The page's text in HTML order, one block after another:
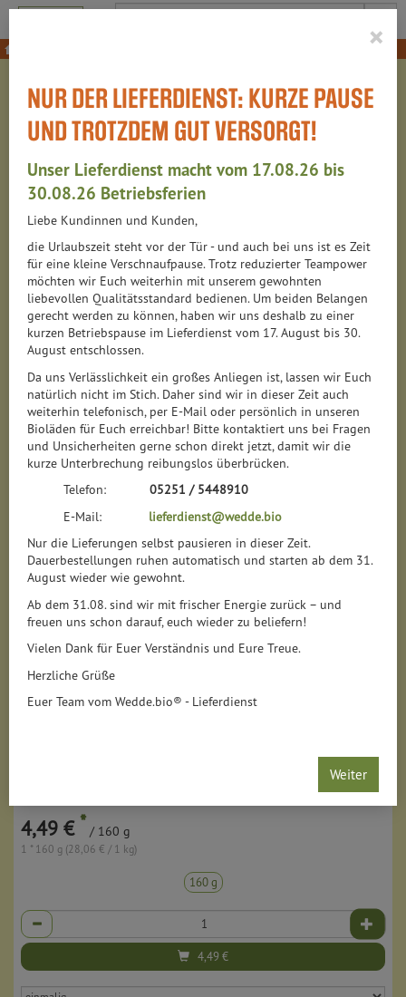
Produkt
×
NUR DER LIEFERDIENST: KURZE PAUSE
UND TROTZDEM GUT VERSORGT!
Unser Lieferdienst macht vom 17.08.26 bis
30.08.26 Betriebsferien
Liebe Kundinnen und Kunden,
die Urlaubszeit steht vor der Tür - und auch bei uns ist es Zeit
für eine kleine Verschnaufpause. Trotz reduzierter Teampower
möchten wir Euch weiterhin mit unserem gewohnten
liebevollen Qualitätsstandard bedienen. Um beiden Belangen
gerecht werden zu können, haben wir uns deshalb zu einer
kurzen Betriebspause im Lieferdienst vom 17. August bis 30.
August entschlossen.
Da uns Verlässlichkeit ein großes Anliegen ist, lassen wir Euch
natürlich nicht im Stich. Daher sind wir in dieser Zeit auch
weiterhin telefonisch, per E-Mail oder persönlich in unseren
Bioläden für Euch erreichbar! Bitte kontaktiert uns bei Fragen
und Unsicherheiten gerne schon direkt jetzt, damit wir die
kurze Unterbrechung reibungslos überbrücken.
Telefon: 05251 / 5448910
E-Mail: lieferdienst@wedde.bio
Nur die Lieferungen selbst pausieren in dieser Zeit.
Dauerbestellungen ruhen automatisch und starten ab dem 31.
August wieder wie gewohnt.
Ab dem 31.08. sind wir mit frischer Energie zurück – und
freuen uns schon darauf, euch wieder zu beliefern!
Vielen Dank für Euer Verständnis und Eure Treue.
Herzliche Grüße
Euer Team vom Wedde.bio® - Lieferdienst
Weiter
WURSTKONSERVEN &
FLEISCHERSATZPRODUKTE
29 VON 6314
12
4,49 €* / 160 g
1 * 160 g (28,06 € / 1 kg)
160 g
Anzahl
4,49€